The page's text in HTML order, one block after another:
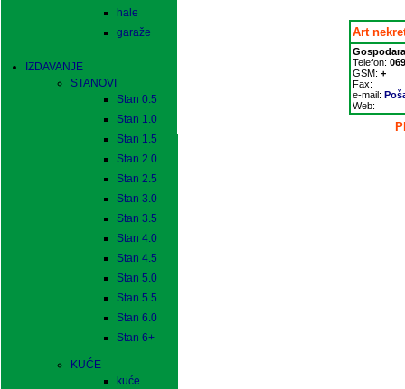
hale
garaže
IZDAVANJE
STANOVI
Stan 0.5
Stan 1.0
Stan 1.5
Stan 2.0
Stan 2.5
Stan 3.0
Stan 3.5
Stan 4.0
Stan 4.5
Stan 5.0
Stan 5.5
Stan 6.0
Stan 6+
KUĆE
kuće
Art
Telefon:
GSM: +
Fax:
e-mail:
Web: